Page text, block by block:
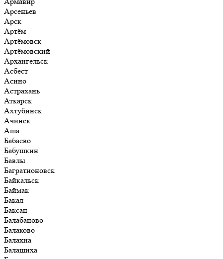
Арсеньев
Арск
Артём
Артёмовск
Артёмовский
Архангельск
Асбест
Асино
Астрахань
Аткарск
Ахтубинск
Ачинск
Аша
Бабаево
Бабушкин
Бавлы
Багратионовск
Байкальск
Баймак
Бакал
Баксан
Балабаново
Балаково
Балахна
Балашиха